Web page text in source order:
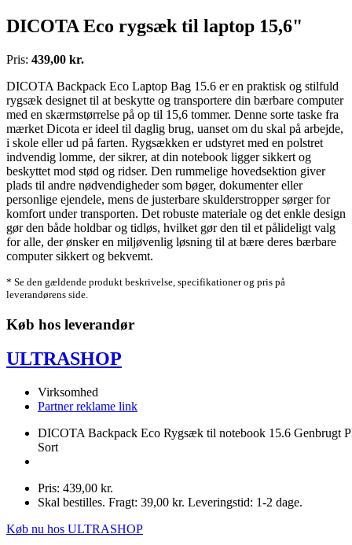
DICOTA Eco rygsæk til laptop 15,6"
Pris: 439,00 kr.
DICOTA Backpack Eco Laptop Bag 15.6 er en praktisk og stilfuld
rygsæk designet til at beskytte og transportere din bærbare computer
med en skærmstørrelse på op til 15,6 tommer. Denne sorte taske fra
mærket Dicota er ideel til daglig brug, uanset om du skal på arbejde,
i skole eller ud på farten. Rygsækken er udstyret med en polstret
indvendig lomme, der sikrer, at din notebook ligger sikkert og
beskyttet mod stød og ridser. Den rummelige hovedsektion giver
plads til andre nødvendigheder som bøger, dokumenter eller
personlige ejendele, mens de justerbare skulderstropper sørger for
komfort under transporten. Det robuste materiale og det enkle design
gør den både holdbar og tidløs, hvilket gør den til et pålideligt valg
for alle, der ønsker en miljøvenlig løsning til at bære deres bærbare
computer sikkert og bekvemt.
* Se den gældende produkt beskrivelse, specifikationer og pris på
leverandørens side.
Køb hos leverandør
ULTRASHOP
Virksomhed
Partner reklame link
DICOTA Backpack Eco Rygsæk til notebook 15.6 Genbrugt
Sort
Pris: 439,00 kr.
Skal bestilles. Fragt: 39,00 kr. Leveringstid: 1-2 dage.
Køb nu hos ULTRASHOP